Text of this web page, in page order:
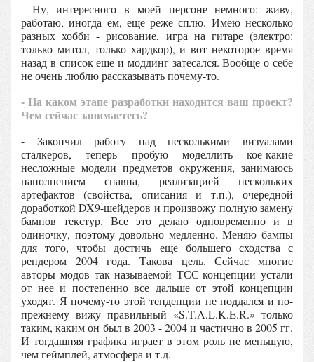
- Ну, интересного в моей персоне немного: живу,
работаю, иногда ем, еще реже сплю. Имею несколько
разных хобби - рисование, игра на гитаре (электро:
только митол, только хардкор), и вот некоторое время
назад в список еще и моддинг затесался. Вообще о себе
не очень люблю рассказывать почему-то.
- На каком этапе разработки находится ваш проект?
Чем сейчас занимаетесь?
- Закончил работу над несколькими визуалами
сталкеров, теперь пробую моделлить кое-какие
несложные модели предметов окружения, занимаюсь
наполнением спавна, реализацией нескольких
артефактов (свойства, описания и т.п.), очередной
доработкой DX9-шейдеров и произвожу полную замену
бампов текстур. Все это делаю одновременно и в
одиночку, поэтому довольно медленно. Меняю бампы
для того, чтобы достичь еще большего сходства с
рендером 2004 года. Такова цель. Сейчас многие
авторы модов так называемой ТСС-концепции устали
от нее и постепенно все дальше от этой концепции
уходят. Я почему-то этой тенденции не поддался и по-
прежнему вижу правильный «S.T.A.L.K.E.R.» только
таким, каким он был в 2003 - 2004 и частично в 2005 гг.
И тогдашняя графика играет в этом роль не меньшую,
чем геймплей, атмосфера и т.д.